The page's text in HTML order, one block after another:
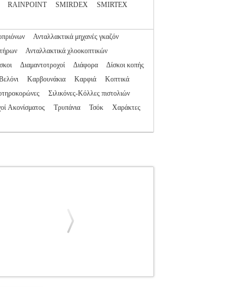
RAINPOINT SMIRDEX
SMIRTEX
Ανταλλακτικά μηχανές γκαζόν
Ανταλλακτικά χλοοκοπτικών
Διαμαντοτροχοί Διάφορα
Δίσκοι κοπής
Καρβουνάκια Καρφιά
Κοπτικά
Σιλικόνες-Κόλλες πιστολιών
Ακονίσματος Τρυπάνια Τσόκ
Χαράκτες